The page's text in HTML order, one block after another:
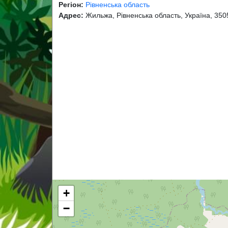
Регіон: Рівненська область
Адрес: Жильжа, Рівненська область, Україна,
+
−